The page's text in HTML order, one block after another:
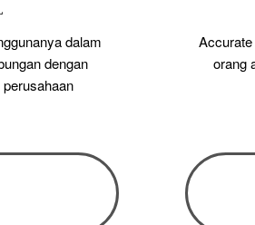
dalam
dengan
orang